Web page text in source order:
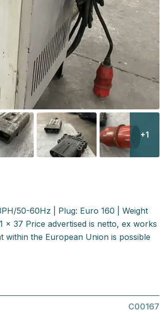
+1
50-60Hz | Plug: Euro 160 | Weight
37 Price advertised is netto, ex works
within the European Union is possible
C00167